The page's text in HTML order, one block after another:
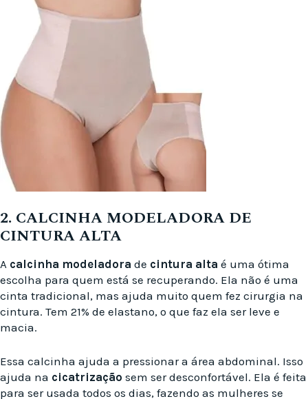
2. CALCINHA MODELADORA DE
CINTURA ALTA
A calcinha modeladora de cintura alta é uma ótima
escolha para quem está se recuperando. Ela não é uma
cinta tradicional, mas ajuda muito quem fez cirurgia na
cintura. Tem 21% de elastano, o que faz ela ser leve e
macia.
Essa calcinha ajuda a pressionar a área abdominal. Isso
ajuda na cicatrização sem ser desconfortável. Ela é feita
para ser usada todos os dias, fazendo as mulheres se